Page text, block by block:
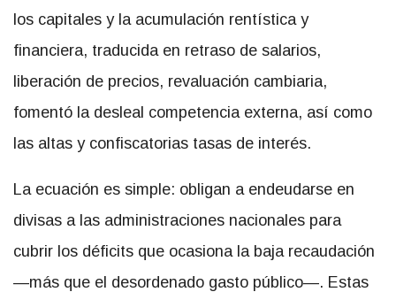
los capitales y la acumulación rentística y
financiera, traducida en retraso de salarios,
liberación de precios, revaluación cambiaria,
fomentó la desleal competencia externa, así como
las altas y confiscatorias tasas de interés.
La ecuación es simple: obligan a endeudarse en
divisas a las administraciones nacionales para
cubrir los déficits que ocasiona la baja recaudación
—más que el desordenado gasto público—. Estas